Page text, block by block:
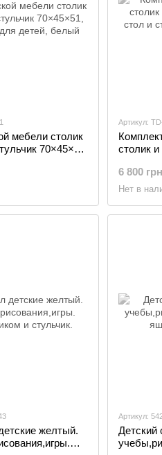
мебели столик
70×45×51,
детей, белый,
Артикул:
столик
с
6 800 грн
Нет в
желтый.
Артикул:
Детский